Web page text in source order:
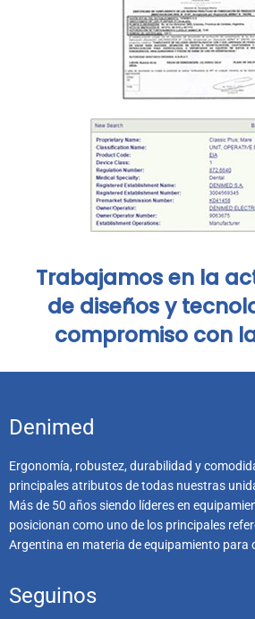
Trabajamos en la
de diseños y
compromiso con
Denimed
Ergonomía, robustez, durabilidad y
principales atributos de todas nuestras
Más de 50 años siendo líderes en
posicionan como uno de los principales
Argentina en materia de equipamiento para
Seguinos